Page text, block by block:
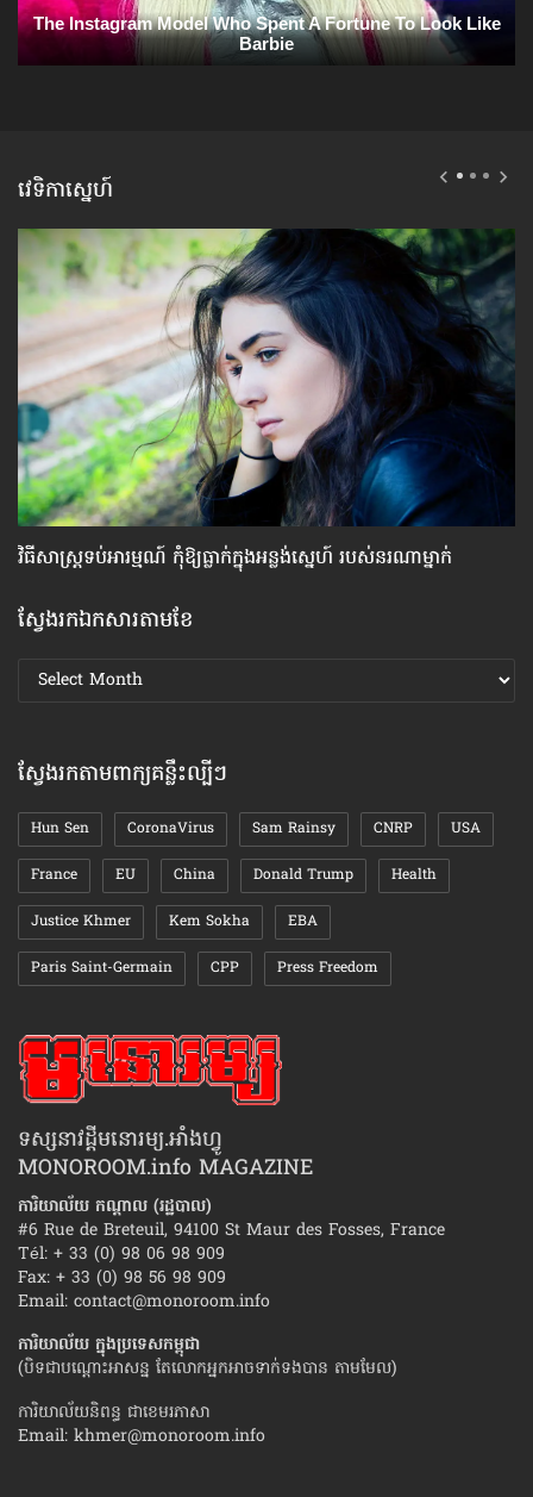
វេទិកាស្នេហ៍
វិធីសាស្រ្ត​ទប់​អារម្មណ៍ កុំឱ្យធ្លាក់​ក្នុងអន្លង់ស្នេហ៍ របស់​នរណា​ម្នាក់
ស្វែងរកឯកសារតាមខែ
ស្វែងរក
ឯកសារ
ស្វែងរកតាមពាក្យគន្លឹះល្បីៗ
Hun Sen CoronaVirus Sam Rainsy CNRP USA
France EU China Donald Trump Health
Justice Khmer Kem Sokha EBA
Paris Saint-Germain CPP Press Freedom
ទស្សនាវដ្ដីមនោរម្យ.អាំងហ្វូ
MONOROOM.info MAGAZINE
ការិយាល័យ កណ្ដាល (រដ្ឋបាល)
#6 Rue de Breteuil, 94100 St Maur des Fosses, France
Tél: + 33 (0) 98 06 98 909
Fax: + 33 (0) 98 56 98 909
Email: contact@monoroom.info
ការិយាល័យ ក្នុង​ប្រទេស​កម្ពុជា
(បិទជាបណ្ដោះអាសន្ន តែលោកអ្នកអាចទាក់ទងបាន តាមមែល)
ការិយាល័យនិពន្ធ ជាខេមរភាសា
Email: khmer@monoroom.info